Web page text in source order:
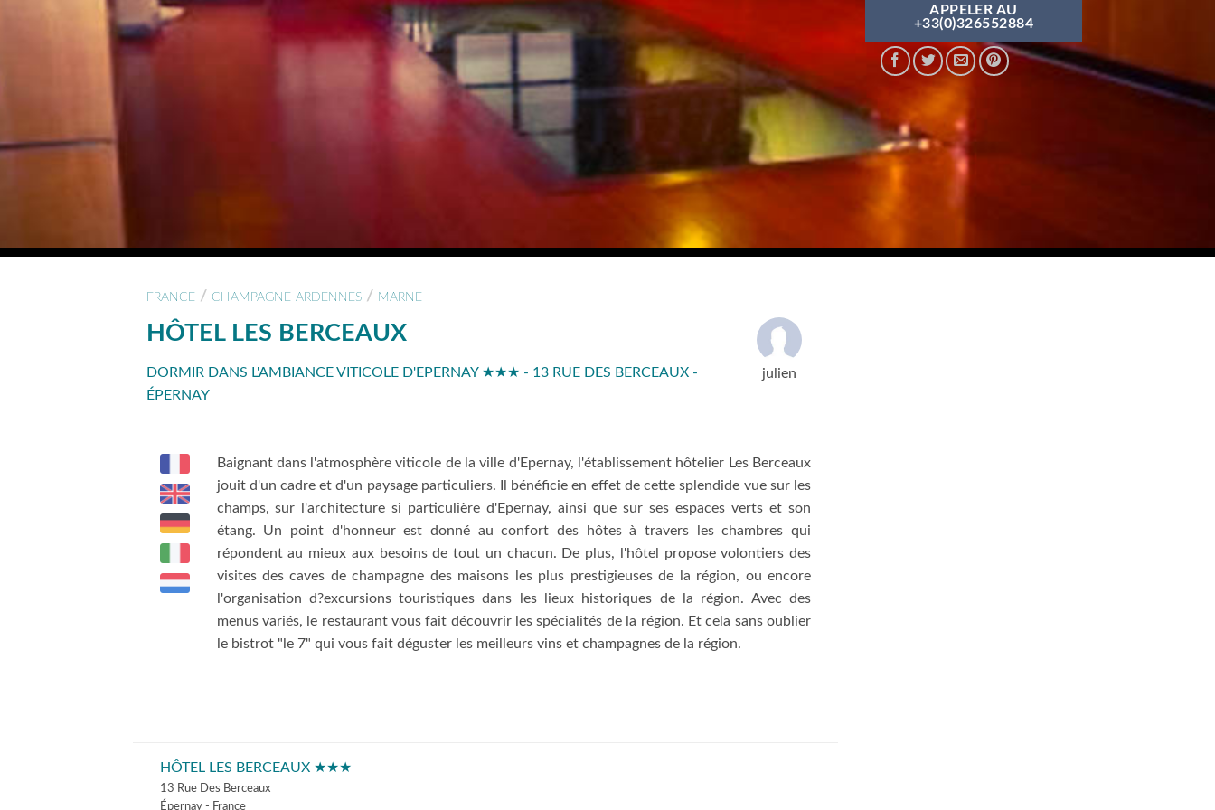
FRANCE / CHAMPAGNE-ARDENNES / MARNE
HÔTEL LES BERCEAUX
DORMIR DANS L'AMBIANCE VITICOLE D'EPERNAY ★★★ - 13 RUE DES BERCEAUX -
ÉPERNAY
julien
Baignant dans l'atmosphère viticole de la ville d'Epernay, l'établissement hôtelier Les Berceaux
jouit d'un cadre et d'un paysage particuliers. Il bénéficie en effet de cette splendide vue sur les
champs, sur l'architecture si particulière d'Epernay, ainsi que sur ses espaces verts et son
étang. Un point d'honneur est donné au confort des hôtes à travers les chambres qui
répondent au mieux aux besoins de tout un chacun. De plus, l'hôtel propose volontiers des
visites des caves de champagne des maisons les plus prestigieuses de la région, ou encore
l'organisation d?excursions touristiques dans les lieux historiques de la région. Avec des
menus variés, le restaurant vous fait découvrir les spécialités de la région. Et cela sans oublier
le bistrot "le 7" qui vous fait déguster les meilleurs vins et champagnes de la région.
HÔTEL LES BERCEAUX ★★★
13 Rue Des Berceaux
Épernay - France
APPELER AU
+33(0)326552884